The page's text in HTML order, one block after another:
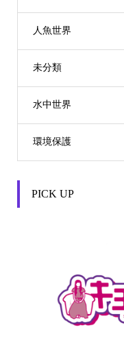
人魚世界
未分類
水中世界
環境保護
PICK UP